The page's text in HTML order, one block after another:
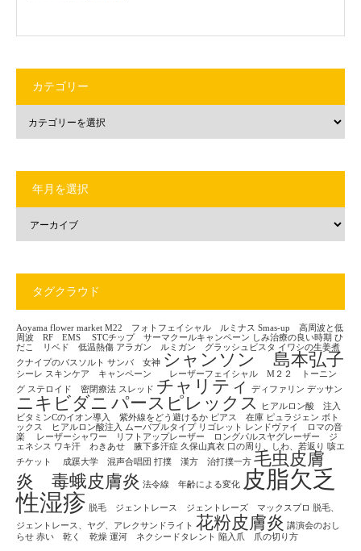
カテゴリー
年月を選択
タグクラウド
Aoyama flower market M22 フォトフェイシャル ルミナス Smas-up 高周波と低
周波 RF EMS
STCチップ サーマクールキャンペーン しみ治療の良い時期 ひ
だこ リベド 低温熱傷 アラガン ルミガン グラッシュビスタ イワシの生姜煮
クナイプのバスソルト サンバ 女神 シャンソン 島本弘子
シーレ スキンケア キャンペーン レーザーフェイシャル M２２ トーニン
グ ステロイド 密閉療法 スレッド チャリティ ディファリン デッサン
ニキビダニ パースピレックス
ヒアルロン酸 注入
ビタミンCのイオン導入 紫外線をどう避けるか ピアス 在庫 ピュラジェン ボト
ックス ヒアルロン酸注入
ムーバブルタイプ リゴレット レンドヴァイ ロマの音
楽
レーザーシャワー リフトアップレーザー ロングパルスヤグレーザー ジ
ェネシス ワキ汗 わきあせ 腋下多汗症 久保山真衣 口の周り、しわ、若返り 咳エ
チケット
成蹊大学 混声合唱団 打撲 漢方 治打撲一方 毛虫皮膚
炎 毒蛾皮膚炎 法令線 年齢による変化
皮脂欠乏
性湿疹 脱毛 ジェントレース ジェントレーズ マックスプロ
脱毛、
ジェントレース、ヤグ、アレクサンドライト 花粉皮膚炎 講演会のおし
らせ 赤い 乾く 乾燥 運河 ネクシードタレント 陥入爪 爪の切り方